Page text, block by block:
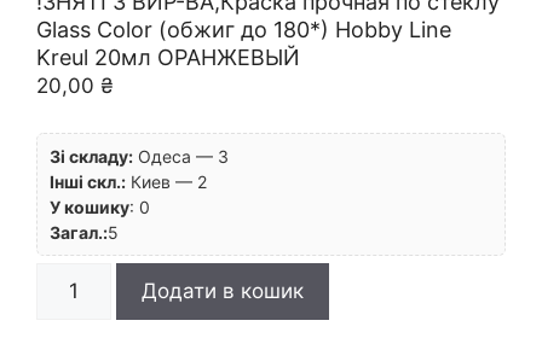
Glass Color (обжиг до 180*) Hobby Line
Kreul 20мл ОРАНЖЕВЫЙ
20,00 ₴
Зі складу: Одеса — 3
Інші скл.: Киев — 2
У кошику: 0
Загал.:5
ЗНЯТІ
Додати в кошик